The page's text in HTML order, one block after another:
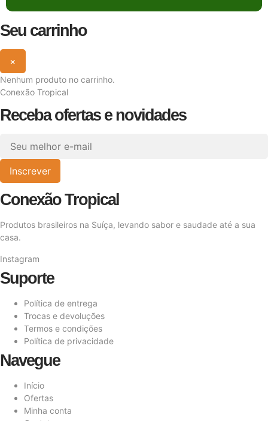
Seu carrinho
×
Nenhum produto no carrinho.
Conexão Tropical
Receba ofertas e novidades
Inscrever
Conexão Tropical
Produtos brasileiros na Suíça, levando sabor e saudade até a sua
casa.
Instagram
Suporte
Política de entrega
Trocas e devoluções
Termos e condições
Política de privacidade
Navegue
Início
Ofertas
Minha conta